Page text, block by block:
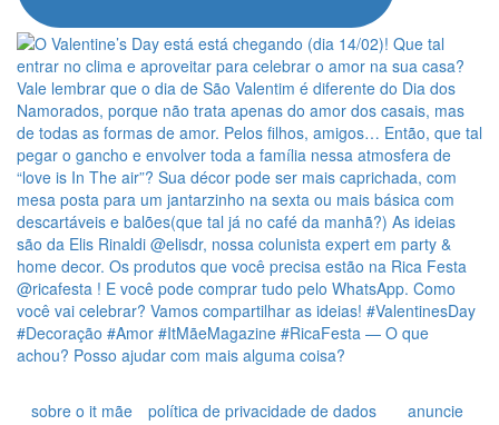
sobre o it mãe política de privacidade de dados
anuncie